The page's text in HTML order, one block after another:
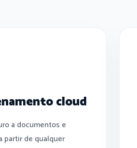
cloud
a documentos e
partir de qualquer